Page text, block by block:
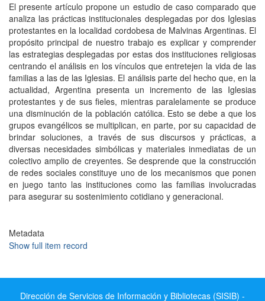
El presente artículo propone un estudio de caso comparado que
analiza las prácticas institucionales desplegadas por dos Iglesias
protestantes en la localidad cordobesa de Malvinas Argentinas. El
propósito principal de nuestro trabajo es explicar y comprender
las estrategias desplegadas por estas dos instituciones religiosas
centrando el análisis en los vínculos que entretejen la vida de las
familias a las de las Iglesias. El análisis parte del hecho que, en la
actualidad, Argentina presenta un incremento de las Iglesias
protestantes y de sus fieles, mientras paralelamente se produce
una disminución de la población católica. Esto se debe a que los
grupos evangélicos se multiplican, en parte, por su capacidad de
brindar soluciones, a través de sus discursos y prácticas, a
diversas necesidades simbólicas y materiales inmediatas de un
colectivo amplio de creyentes. Se desprende que la construcción
de redes sociales constituye uno de los mecanismos que ponen
en juego tanto las instituciones como las familias involucradas
para asegurar su sostenimiento cotidiano y generacional.
Metadata
Show full item record
Dirección de Servicios de Información y Bibliotecas (SISIB) -